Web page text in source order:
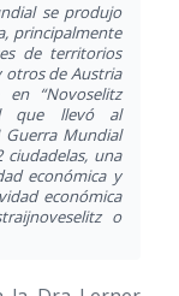
se produjo
principalmente
de territorios
otros de Austria
“Novoselitz
que llevó al
Mundial
una
económica y
económica
o